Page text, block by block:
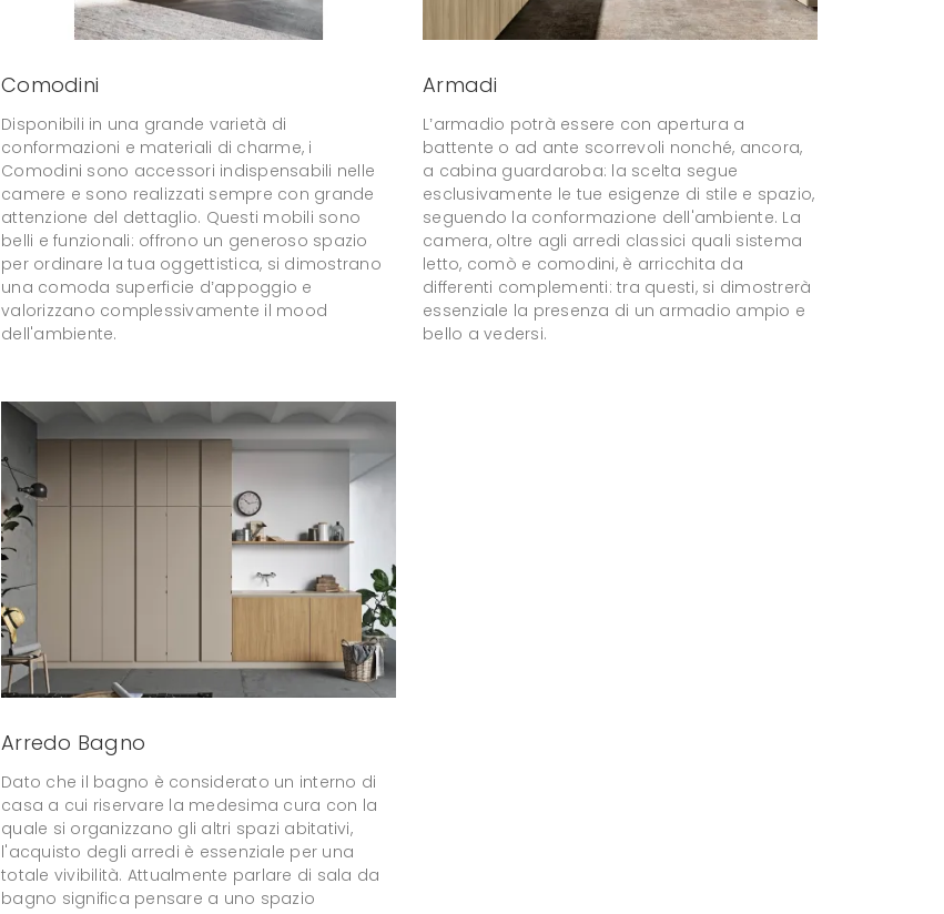
Comodini
Disponibili in una grande varietà di
conformazioni e materiali di charme, i
Comodini sono accessori indispensabili nelle
camere e sono realizzati sempre con grande
attenzione del dettaglio. Questi mobili sono
belli e funzionali: offrono un generoso spazio
per ordinare la tua oggettistica, si dimostrano
una comoda superficie d’appoggio e
valorizzano complessivamente il mood
dell'ambiente.
Armadi
L’armadio potrà essere con apertura a
battente o ad ante scorrevoli nonché, ancora,
a cabina guardaroba: la scelta segue
esclusivamente le tue esigenze di stile e spazio,
seguendo la conformazione dell'ambiente. La
camera, oltre agli arredi classici quali sistema
letto, comò e comodini, è arricchita da
differenti complementi: tra questi, si dimostrerà
essenziale la presenza di un armadio ampio e
bello a vedersi.
Arredo Bagno
Dato che il bagno è considerato un interno di
casa a cui riservare la medesima cura con la
quale si organizzano gli altri spazi abitativi,
l'acquisto degli arredi è essenziale per una
totale vivibilità. Attualmente parlare di sala da
bagno significa pensare a uno spazio